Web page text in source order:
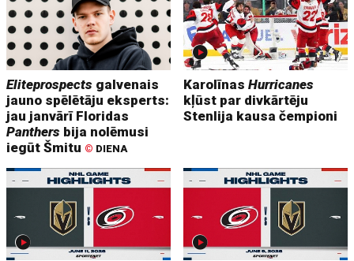
Eliteprospects galvenais
jauno spēlētāju eksperts:
jau janvārī Floridas
Panthers bija nolēmusi
iegūt Šmitu © DIENA
KarolīnasHurricanes
kļūst par divkārtēju
Stenlija kausa čempioni